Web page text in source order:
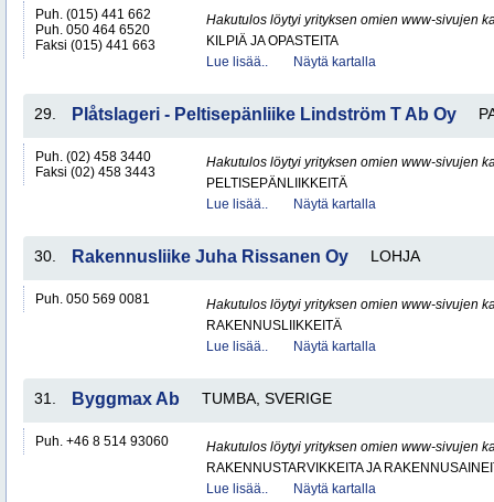
Puh. (015) 441 662
Puh. 050 464 6520
Faksi (015) 441 663
Hakutulos löytyi yrityksen omien www-sivujen
KILPIÄ JA OPASTEITA
Lue lisää..
Näytä kartalla
29. Plåtslageri - Peltisepänliike Lindström T Ab Oy
Puh. (02) 458 3440
Faksi (02) 458 3443
Hakutulos löytyi yrityksen omien www-sivujen
PELTISEPÄNLIIKKEITÄ
Lue lisää..
Näytä kartalla
30. Rakennusliike Juha Rissanen Oy LOHJA
Puh. 050 569 0081
Hakutulos löytyi yrityksen omien www-sivujen
RAKENNUSLIIKKEITÄ
Lue lisää..
Näytä kartalla
31. Byggmax Ab TUMBA, SVERIGE
Puh. +46 8 514 93060
Hakutulos löytyi yrityksen omien www-sivujen
RAKENNUSTARVIKKEITA JA
Lue lisää..
Näytä kartalla